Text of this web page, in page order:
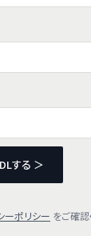
する ＞
ーポリシー をご確認